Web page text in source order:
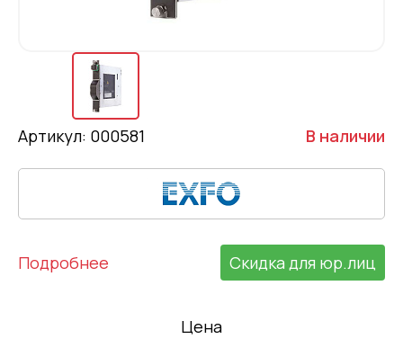
Артикул: 000581 В наличии
Подробнее Скидка для юр.лиц
Цена